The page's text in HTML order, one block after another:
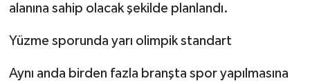
alanına sahip olacak şekilde planlandı.
Yüzme sporunda yarı olimpik standart
Aynı anda birden fazla branşta spor yapılmasına